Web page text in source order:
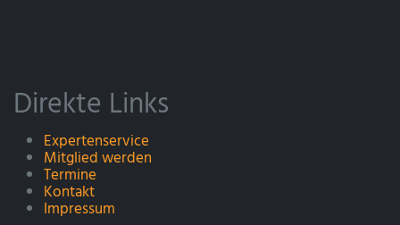
Direkte Links
Expertenservice
Mitglied werden
Termine
Kontakt
Impressum